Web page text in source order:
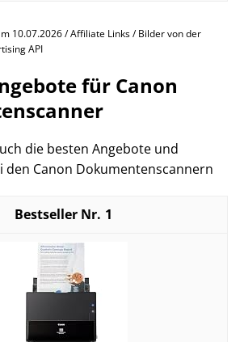
10.07.2026 / Affiliate Links / Bilder von der
API
für Canon
die besten Angebote und
den Canon Dokumentenscannern
1